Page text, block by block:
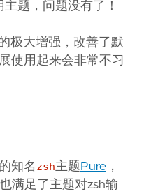
主题，问题没有了！
极大增强，改善了默
使用起来会非常不习
知名 zsh主题Pure ，
满足了主题对zsh输